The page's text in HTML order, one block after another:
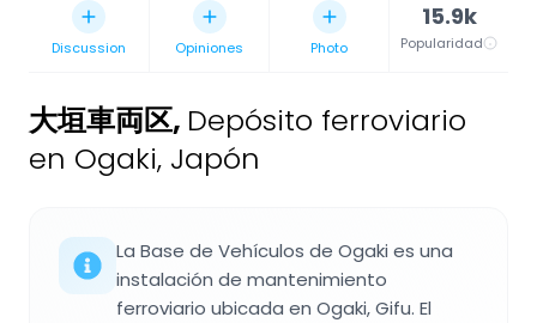
Discussion Opiniones Photo
15.9k
Popularidad
大垣車両区, Depósito ferroviario
en Ogaki, Japón
La Base de Vehículos de Ogaki es una
instalación de mantenimiento
ferroviario ubicada en Ogaki, Gifu. El